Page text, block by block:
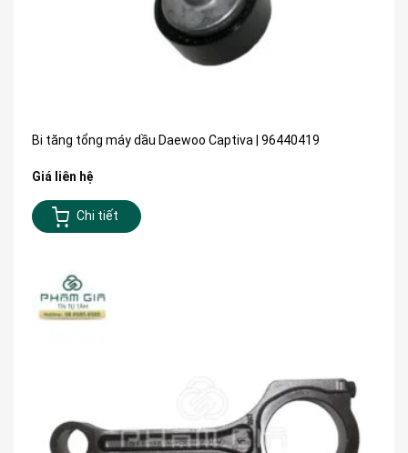
Bi tăng tổng máy dầu Daewoo Captiva | 96440419
Giá liên hệ
Chi tiết